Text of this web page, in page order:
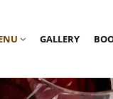
GALLERY